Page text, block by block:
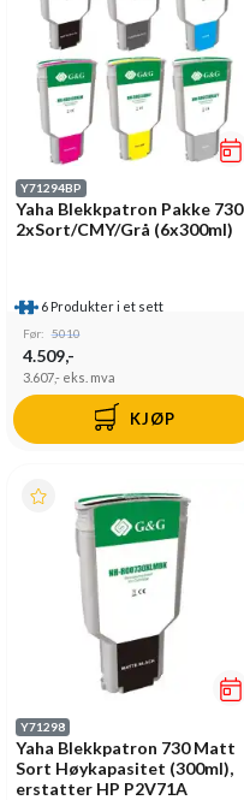
Y71294BP
Yaha Blekkpatron Pakke 730
2xSort/CMY/Grå (6x300ml)
6 Produkter i et sett
Før: 5010
4.509,-
3.607,- eks. mva
KJØP
Y71298
Yaha Blekkpatron 730 Matt
Sort Høykapasitet (300ml),
erstatter HP P2V71A